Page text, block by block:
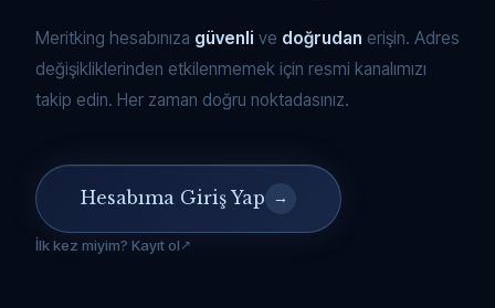
Meritking hesabınıza güvenli ve doğrudan erişin. Adres
değişikliklerinden etkilenmemek için resmi kanalımızı
takip edin. Her zaman doğru noktadasınız.
Hesabıma Giriş Yap →
İlk kez miyim? Kayıt ol